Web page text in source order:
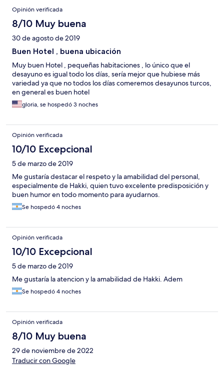
Opinión verificada
8/10 Muy buena
30 de agosto de 2019
Buen Hotel , buena ubicación
Muy buen Hotel , pequeñas habitaciones , lo único que el
desayuno es igual todo los días, sería mejor que hubiese más
variedad ya que no todos los días comeremos desayunos turcos,
en general es buen hotel
gloria, se hospedó 3 noches
Opinión verificada
10/10 Excepcional
5 de marzo de 2019
Me gustaría destacar el respeto y la amabilidad del personal,
especialmente de Hakki, quien tuvo excelente predisposición y
buen humor en todo momento para ayudarnos.
Se hospedó 4 noches
Opinión verificada
10/10 Excepcional
5 de marzo de 2019
Me gustaría la atencion y la amabilidad de Hakki. Adem
Se hospedó 4 noches
Opinión verificada
8/10 Muy buena
29 de noviembre de 2022
Traducir con Google